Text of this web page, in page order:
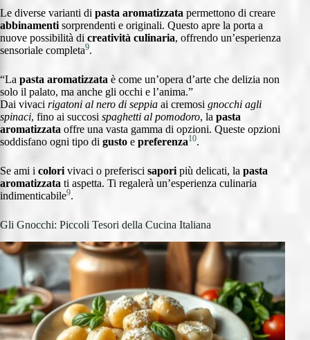
Le diverse varianti di pasta aromatizzata permettono di creare
abbinamenti sorprendenti e originali. Questo apre la porta a
nuove possibilità di creatività culinaria, offrendo un’esperienza
sensoriale completa9.
“La pasta aromatizzata è come un’opera d’arte che delizia non
solo il palato, ma anche gli occhi e l’anima.”
Dai vivaci rigatoni al nero di seppia ai cremosi gnocchi agli
spinaci, fino ai succosi spaghetti al pomodoro, la pasta
aromatizzata offre una vasta gamma di opzioni. Queste opzioni
soddisfano ogni tipo di gusto e preferenza10.
Se ami i colori vivaci o preferisci sapori più delicati, la pasta
aromatizzata ti aspetta. Ti regalerà un’esperienza culinaria
indimenticabile9.
Gli Gnocchi: Piccoli Tesori della Cucina Italiana